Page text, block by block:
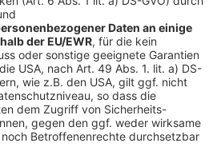
dieses Gesetz umsetzen?